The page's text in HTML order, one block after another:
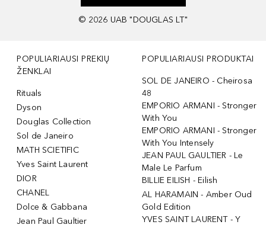
© 2026 UAB "DOUGLAS LT"
POPULIARIAUSI PREKIŲ
ŽENKLAI
Rituals
Dyson
Douglas Collection
Sol de Janeiro
MATH SCIETIFIC
Yves Saint Laurent
DIOR
CHANEL
Dolce & Gabbana
Jean Paul Gaultier
POPULIARIAUSI PRODUKTAI
SOL DE JANEIRO - Cheirosa
48
EMPORIO ARMANI - Stronger
With You
EMPORIO ARMANI - Stronger
With You Intensely
JEAN PAUL GAULTIER - Le
Male Le Parfum
BILLIE EILISH - Eilish
AL HARAMAIN - Amber Oud
Gold Edition
YVES SAINT LAURENT - Y